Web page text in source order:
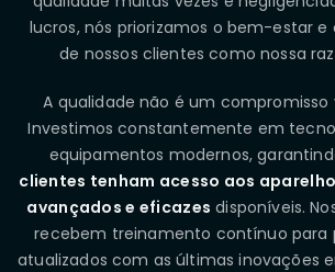
lucros, nós priorizamos o bem-estar e
de nossos clientes como nossa
A qualidade não é um compromisso
Investimos constantemente em
equipamentos modernos,
clientes tenham acesso aos
avançados e eficazes disponíveis.
recebem treinamento contínuo para
atualizados com as últimas inovações